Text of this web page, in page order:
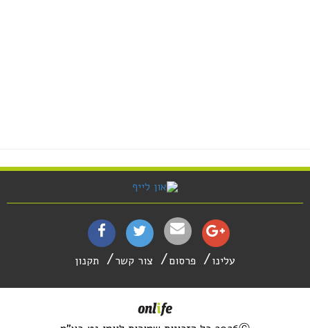
עלינו פרסום צור קשר תקנון